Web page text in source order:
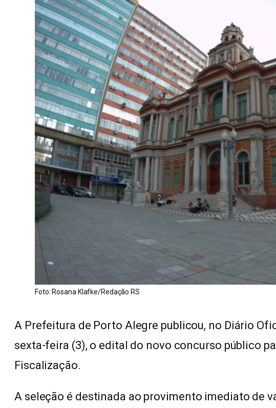
Foto: Rosana Klafke/Redação RS
A Prefeitura de Porto Alegre publicou, no Diário
sexta-feira (3), o edital do novo concurso público
Fiscalização.
A seleção é destinada ao provimento imediato de